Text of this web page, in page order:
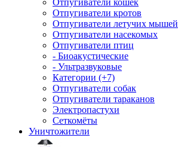
Отпугиватели кошек
Отпугиватели кротов
Отпугиватели летучих мышей
Отпугиватели насекомых
Отпугиватели птиц
- Биоакустические
- Ультразвуковые
Категории (+7)
Отпугиватели собак
Отпугиватели тараканов
Электропастухи
Сеткомёты
Уничтожители